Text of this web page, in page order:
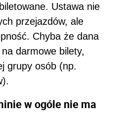
Ustawa nie
przejazdów, ale
Chyba że dana
darmowe bilety,
grupy osób (np.
w ogóle nie ma